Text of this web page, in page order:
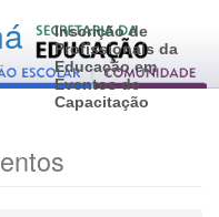
Inscrição de
Profissionais da
Educação em
Eventos de
Capacitação